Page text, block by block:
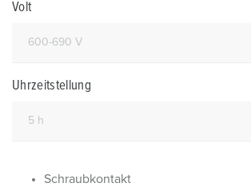
Volt
Uhrzeitstellung
Schraubkontakt